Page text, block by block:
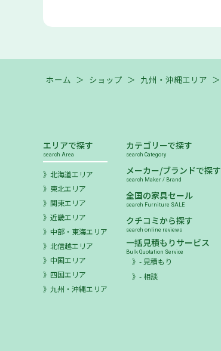
ホーム ＞ ショップ ＞ 九州・沖縄エリア ＞
エリアで探す
search Area
北海道エリア
東北エリア
関東エリア
近畿エリア
中部・東海エリア
北信越エリア
中国エリア
四国エリア
九州・沖縄エリア
カテゴリーで探す
search Category
メーカー/ブランドで探す
search Maker / Brand
全国の家具セール
search Furniture SALE
クチコミから探す
search online reviews
一括見積もりサービス
Bulk Quotation Service
- 見積もり
- 相談